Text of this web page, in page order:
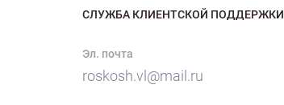
СЛУЖБА КЛИЕНТСКОЙ ПОДДЕРЖКИ
Эл. почта
roskosh.vl@mail.ru